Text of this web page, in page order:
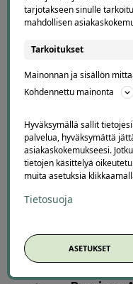
Mitä tehdä
Sadepäivään sopivat
järjestetty
Valitse yksi
eväät ja huomioi
kokonaiskuormitus.
23.6.2026
tarjotakseen sinulle
mahdollisen
Tarkoitukset
Mainonnan ja sisällön
Kohdennettu mainonta
Hyväksymällä sallit
palvelua, hyväksymättä
asiakaskokemukseesi.
tietojen käsittelyä
muita asetuksia
Tietosuoja
ASETUKSET